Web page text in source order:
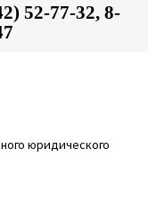
52-77-32, 8-
и